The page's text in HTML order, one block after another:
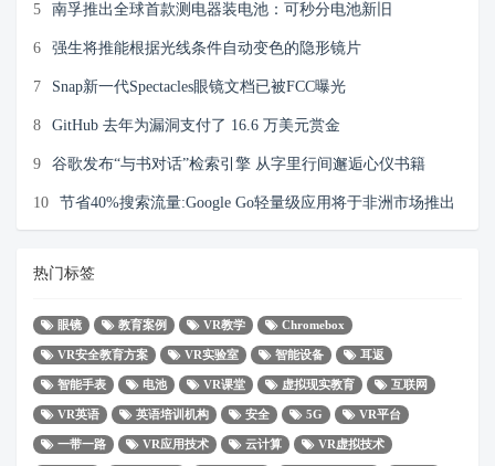
5 南孚推出全球首款测电器装电池：可秒分电池新旧
6 强生将推能根据光线条件自动变色的隐形镜片
7 Snap新一代Spectacles眼镜文档已被FCC曝光
8 GitHub 去年为漏洞支付了 16.6 万美元赏金
9 谷歌发布“与书对话”检索引擎 从字里行间邂逅心仪书籍
10 节省40%搜索流量:Google Go轻量级应用将于非洲市场推出
热门标签
眼镜 教育案例 VR教学 Chromebox
VR安全教育方案 VR实验室 智能设备 耳返
智能手表 电池 VR课堂 虚拟现实教育 互联网
VR英语 英语培训机构 安全 5G VR平台
一带一路 VR应用技术 云计算 VR虚拟技术